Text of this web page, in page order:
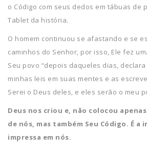
o Código com seus dedos em tábuas de
Tablet da história.
O homem continuou se afastando e se
caminhos do Senhor, por isso, Ele fez
Seu povo “depois daqueles dias,
minhas leis em suas mentes e as
Serei o Deus deles, e eles serão o meu
Deus nos criou e, não colocou
de nós, mas também Seu Código. É a
impressa em nós.